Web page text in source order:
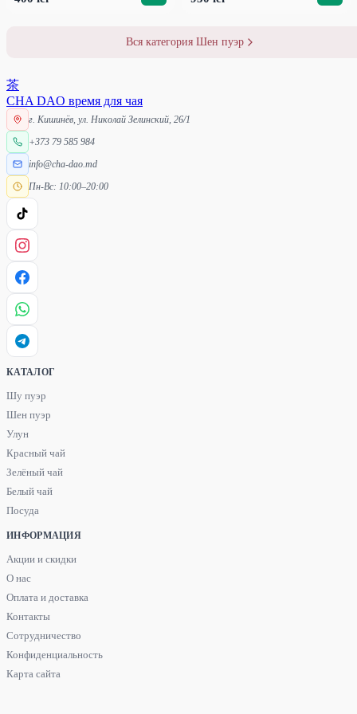
Вся категория Шен пуэр
茶
CHA DAO время для чая
г. Кишинёв, ул. Николай Зелинский, 26/1
+373 79 585 984
info@cha-dao.md
Пн-Вс: 10:00–20:00
КАТАЛОГ
Шу пуэр
Шен пуэр
Улун
Красный чай
Зелёный чай
Белый чай
Посуда
ИНФОРМАЦИЯ
Акции и скидки
О нас
Оплата и доставка
Контакты
Сотрудничество
Конфиденциальность
Карта сайта